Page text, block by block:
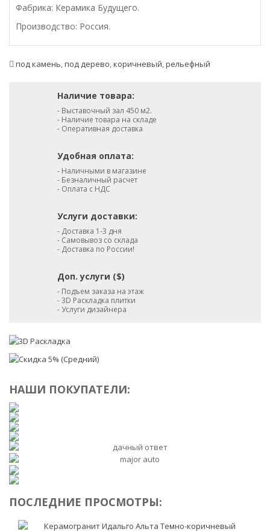
Фабрика: Керамика Будущего.
Производство: Россия.
под камень,под дерево,коричневый,рельефный
Наличие товара:
- Выставочный зал 450 м2.
- Наличие товара на складе
- Оперативная доставка
Удобная оплата:
- Наличными в магазине
- Безналичный расчет
- Оплата с НДС
Услуги доставки:
- Доставка 1-3 дня
- Самовывоз со склада
- Доставка по России!
Доп. услуги ($)
- Подъем заказа на этаж
- 3D Раскладка плитки
- Услуги дизайнера
НАШИ ПОКУПАТЕЛИ:
ПОСЛЕДНИЕ ПРОСМОТРЫ: